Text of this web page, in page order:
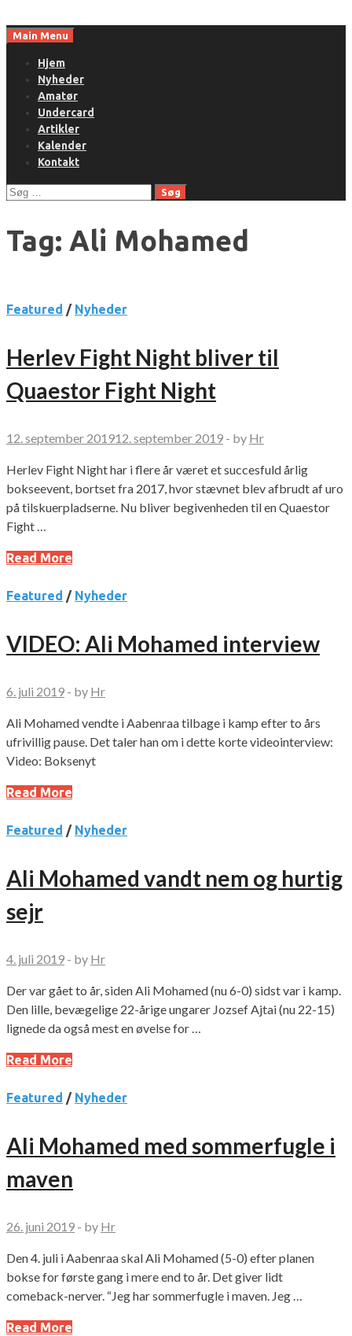
toMain Menu
Hjem
Nyheder
Amatør
Undercard
Artikler
Kalender
Kontakt
Søg
Tag: Ali Mohamed
Featured / Nyheder
Herlev Fight Night bliver til
Quaestor Fight Night
12. september 201912. september 2019 - by Hr
Herlev Fight Night har i flere år været et succesfuld årlig
bokseevent, bortset fra 2017, hvor stævnet blev afbrudt af uro
på tilskuerpladserne. Nu bliver begivenheden til en Quaestor
Fight …
Read More
Featured / Nyheder
VIDEO: Ali Mohamed interview
6. juli 2019 - by Hr
Ali Mohamed vendte i Aabenraa tilbage i kamp efter to års
ufrivillig pause. Det taler han om i dette korte videointerview:
Video: Boksenyt
Read More
Featured / Nyheder
Ali Mohamed vandt nem og hurtig
sejr
4. juli 2019 - by Hr
Der var gået to år, siden Ali Mohamed (nu 6-0) sidst var i kamp.
Den lille, bevægelige 22-årige ungarer Jozsef Ajtai (nu 22-15)
lignede da også mest en øvelse for …
Read More
Featured / Nyheder
Ali Mohamed med sommerfugle i
maven
26. juni 2019 - by Hr
Den 4. juli i Aabenraa skal Ali Mohamed (5-0) efter planen
bokse for første gang i mere end to år. Det giver lidt
comeback-nerver. “Jeg har sommerfugle i maven. Jeg …
Read More